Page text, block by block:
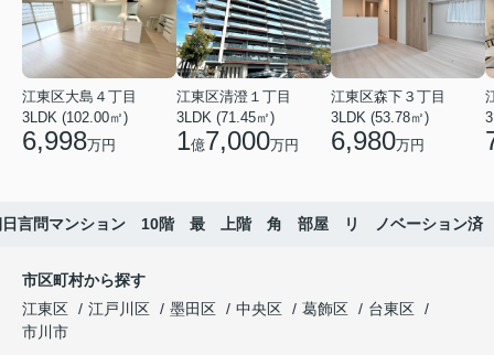
江東区大島４丁目
3LDK (102.00㎡)
6,998万円
江東区清澄１丁目
3LDK (71.45㎡)
1億7,000万円
江東区森下３丁目
3LDK (53.78㎡)
6,980万円
日言問マンション 10階 最 上階 角 部屋 リ ノベーション済
市区町村から探す
江東区
江戸川区 墨田区 中央区 葛飾区
台東区
市川市